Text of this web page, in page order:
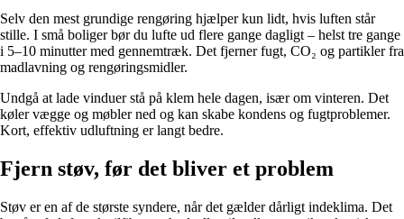
Selv den mest grundige rengøring hjælper kun lidt, hvis luften står
stille. I små boliger bør du lufte ud flere gange dagligt – helst tre gange
i 5–10 minutter med gennemtræk. Det fjerner fugt, CO₂ og partikler fra
madlavning og rengøringsmidler.
Undgå at lade vinduer stå på klem hele dagen, især om vinteren. Det
køler vægge og møbler ned og kan skabe kondens og fugtproblemer.
Kort, effektiv udluftning er langt bedre.
Fjern støv, før det bliver et problem
Støv er en af de største syndere, når det gælder dårligt indeklima. Det